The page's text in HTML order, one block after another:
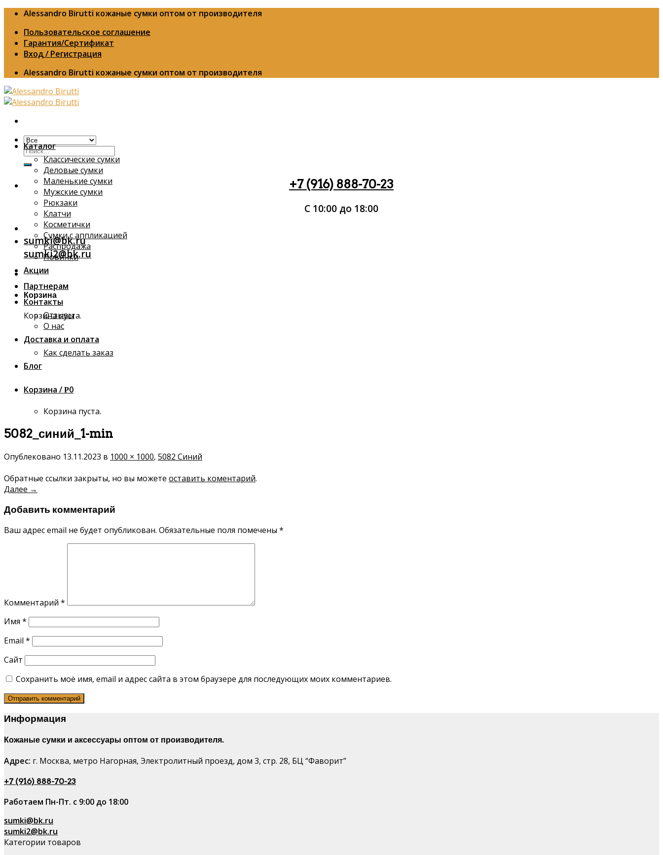
Skip
content
Alessandro Birutti кожаные сумки оптом от производителя
Пользовательское соглашение
Гарантия/Сертификат
Вход / Регистрация
Alessandro Birutti кожаные сумки оптом от производителя
Искать:
+7 (916) 888-70-23
С 10:00 до 18:00
sumki@bk.ru
sumki2@bk.ru
Корзина
Корзина пуста.
Каталог
Классические сумки
Деловые сумки
Маленькие сумки
Мужские сумки
Рюкзаки
Клатчи
Косметички
Сумки с аппликацией
Распродажа
Новинки
Акции
Партнерам
Контакты
Отзывы
О нас
Доставка и оплата
Как сделать заказ
Блог
Корзина / Р0
Корзина пуста.
5082_синий_1-min
Опублековано 13.11.2023 в 1000 × 1000, 5082 Синий
Обратные ссылки закрыты, но вы можете оставить коментарий.
Далее →
Добавить комментарий
Ваш адрес email не будет опубликован. Обязательные поля помечены *
Комментарий *
Имя *
Email *
Сайт
Сохранить моё имя, email и адрес сайта в этом браузере для последующих моих комментариев.
Информация
Кожаные сумки и аксессуары оптом от производителя.
Адрес: г. Москва, метро Нагорная, Электролитный проезд, дом 3, стр. 28, БЦ “Фаворит”
+7 (916) 888-70-23
Работаем Пн-Пт. с 9:00 до 18:00
sumki@bk.ru
sumki2@bk.ru
Категории товаров